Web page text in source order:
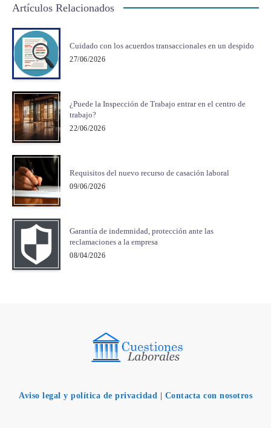
Artículos Relacionados
Cuidado con los acuerdos transaccionales en un despido
27/06/2026
¿Puede la Inspección de Trabajo entrar en el centro de
trabajo?
22/06/2026
Requisitos del nuevo recurso de casación laboral
09/06/2026
Garantía de indemnidad, protección ante las
reclamaciones a la empresa
08/04/2026
Aviso legal y política de privacidad Contacta con nosotros